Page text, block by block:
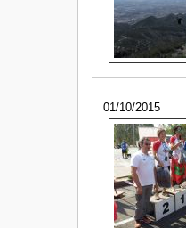
01/10/2015